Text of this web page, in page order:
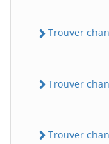
Trouver
Trouver
Trouver